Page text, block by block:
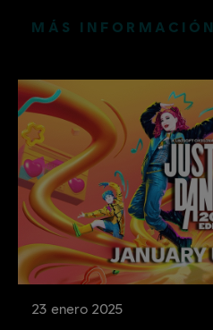
MÁS INFORMACIÓN
23 enero 2025